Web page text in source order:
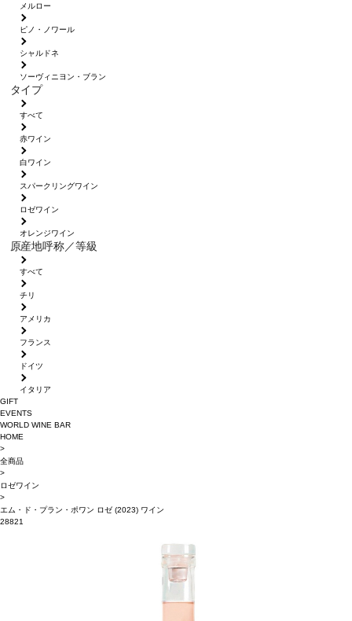
メルロー
ピノ・ノワール
シャルドネ
ソーヴィニヨン・ブラン
タイプ
すべて
赤ワイン
白ワイン
スパークリングワイン
ロゼワイン
オレンジワイン
原産地呼称／等級
すべて
チリ
アメリカ
フランス
ドイツ
イタリア
GIFT
EVENTS
WORLD WINE BAR
HOME
>
全商品
>
ロゼワイン
>
エム・ド・プラン・ポワン ロゼ (2023) ワイン
28821